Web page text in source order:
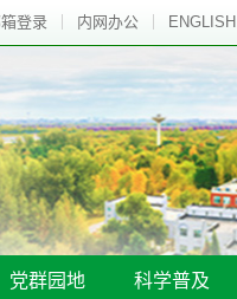
登录 内网办公 ENGLISH
党群园地 科学普及